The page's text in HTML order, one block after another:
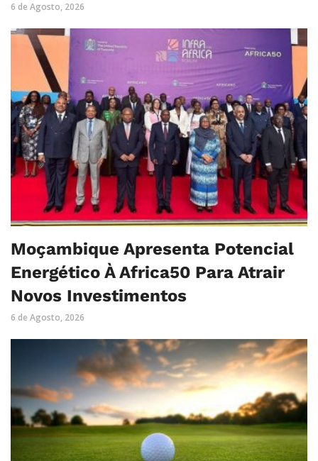
6 de Agosto, 2026
Moçambique Apresenta Potencial
Energético À Africa50 Para Atrair
Novos Investimentos
6 de Agosto, 2026